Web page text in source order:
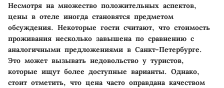
Несмотря на множество положительных аспектов,
цены в отеле иногда становятся предметом
обсуждения. Некоторые гости считают, что стоимость
проживания несколько завышена по сравнению с
аналогичными предложениями в Санкт-Петербурге.
Это может вызывать недовольство у туристов,
которые ищут более доступные варианты. Однако,
стоит отметить, что цена часто оправдана качеством